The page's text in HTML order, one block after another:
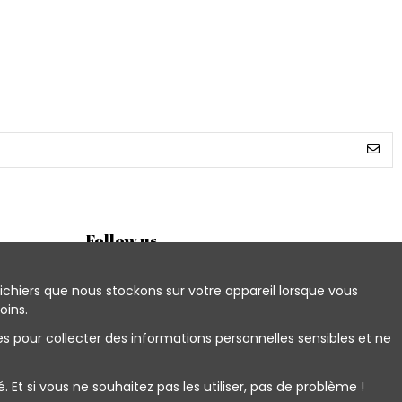
Follow us
que nous stockons sur votre appareil lorsque vous
pour collecter des informations personnelles sensibles et ne
si vous ne souhaitez pas les utiliser, pas de problème !